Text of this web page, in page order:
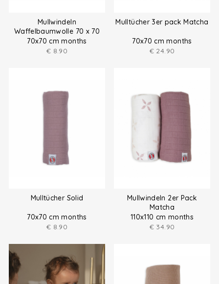
Mullwindeln
Waffelbaumwolle 70 x 70
cm
70x70 cm months
€ 8.90
Mulltücher 3er pack Matcha
70x70 cm months
€ 24.90
Mulltücher Solid
70x70 cm months
€ 8.90
Mullwindeln 2er Pack
Matcha
110x110 cm months
€ 34.90